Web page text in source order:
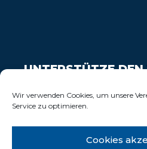
Wir verwenden Cookies, um unsere
Service zu optimieren.
Cookies
UNTERSTÜTZE
Wir freuen uns über Deinen